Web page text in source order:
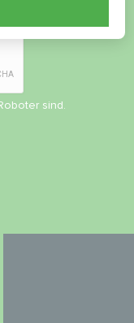
sind.